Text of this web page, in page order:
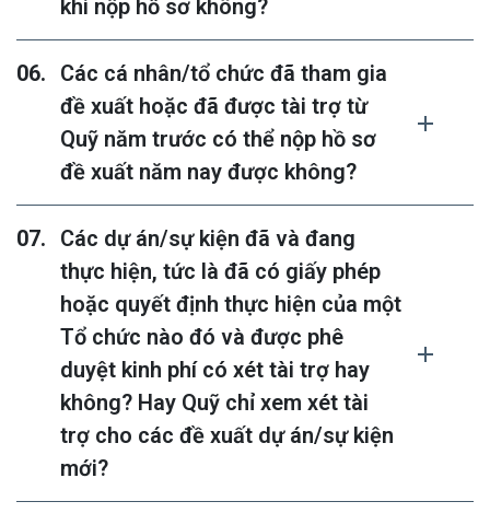
khi nộp hồ sơ không?
Các cá nhân/tổ chức đã tham gia
đề xuất hoặc đã được tài trợ từ
Quỹ năm trước có thể nộp hồ sơ
đề xuất năm nay được không?
Các dự án/sự kiện đã và đang
thực hiện, tức là đã có giấy phép
hoặc quyết định thực hiện của một
Tổ chức nào đó và được phê
duyệt kinh phí có xét tài trợ hay
không? Hay Quỹ chỉ xem xét tài
trợ cho các đề xuất dự án/sự kiện
mới?